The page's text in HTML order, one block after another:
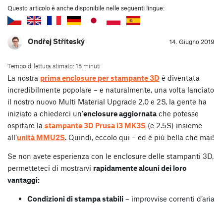
Questo articolo è anche disponibile nelle seguenti lingue:
Ondřej Stříteský 14. Giugno 2019
Tempo di lettura stimato: 15 minuti
La nostra prima enclosure per stampante 3D è diventata
incredibilmente popolare – e naturalmente, una volta lanciato
il nostro nuovo Multi Material Upgrade 2.0 e 2S, la gente ha
iniziato a chiederci un’enclosure aggiornata che potesse
ospitare la stampante 3D Prusa i3 MK3S (e 2.5S) insieme
all’unità MMU2S. Quindi, eccolo qui – ed è più bella che mai!
Se non avete esperienza con le enclosure delle stampanti 3D,
permetteteci di mostrarvi rapidamente alcuni dei loro
vantaggi:
Condizioni di stampa stabili – improvvise correnti d’aria